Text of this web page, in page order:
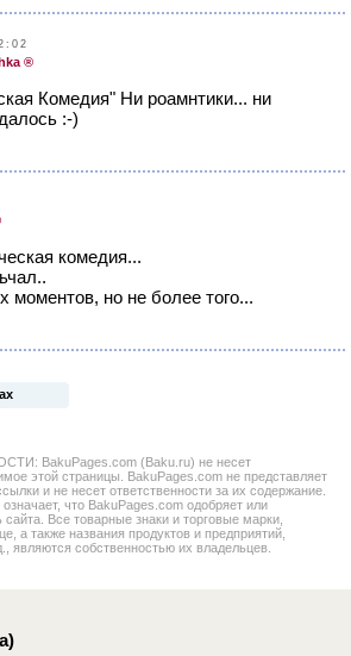
®
Комедия" Ни роамнтики... ни
:-)
комедия...
моментов, но не более того...
BakuPages.com (Baku.ru) не несет
этой страницы. BakuPages.com не представляет
и не несет ответственности за их содержание.
что BakuPages.com одобряет или
Все товарные знаки и торговые марки,
а также названия продуктов и предприятий,
являются собственностью их владельцев.